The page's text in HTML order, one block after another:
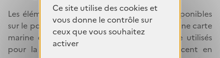
Les éléments cartographiques diffusés et disponibles
sur le portail ne peuvent pas être assimilés à une carte
marine et ne sont donc pas destinés à être utilisés
pour la navigation maritime. Ils ne remplacent en
Ce site utilise des cookies et
vous donne le contrôle sur
ceux que vous souhaitez
activer